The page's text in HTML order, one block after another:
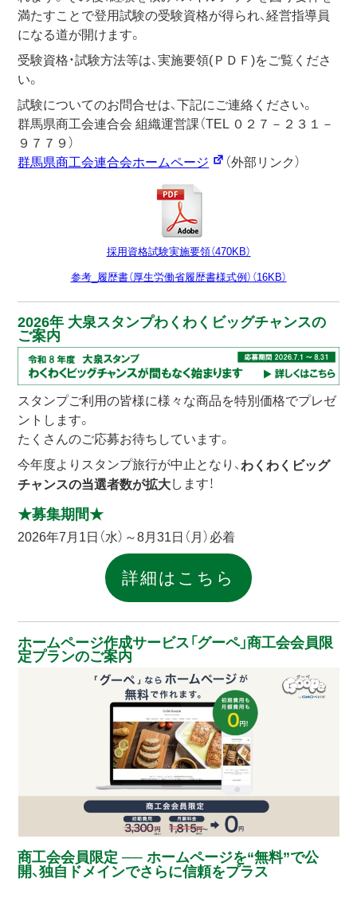
満たすことで登用試験の受験資格が得られ、経営指導員
になる道が開けます。
受験資格・試験方法等は、実施要領(ＰＤＦ)をご覧くださ
い。
試験についてのお問合せは、下記にご連絡ください。
群馬県商工会連合会 組織運営課（TEL ０２７－２３１－
９７７９）
群馬県商工会連合会ホームページ
（外部リンク）
採用資格試験実施要領（470KB）
参考_履歴書（厚生労働省履歴書様式例）（16KB）
2026年 大泉スタンプわくわくビッグチャンスの
ご案内
スタンプご利用の皆様に様々な商品を特別価格でプレゼ
ントします。
たくさんのご応募お待ちしています。
今年度よりスタンプ旅行が中止となり、 わくわくビッグ
チャンスの当選者数が拡大します！
★募集期間★
2026年7月1日（水）～8月31日（月）必着
詳細はこちら
ホームページ作成サービス「グーペ」商工会会員限
定プランのご案内
商工会会員限定 ── ホームページを“無料”で公
開、独自ドメインでさらに信頼をプラス